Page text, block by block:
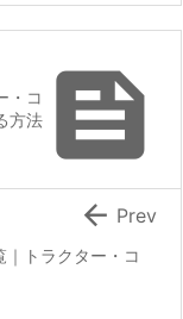

・コ
方法
トラクター・コ
 Prev